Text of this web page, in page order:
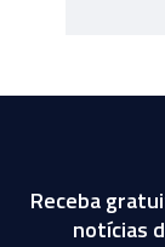
Receba
notícias